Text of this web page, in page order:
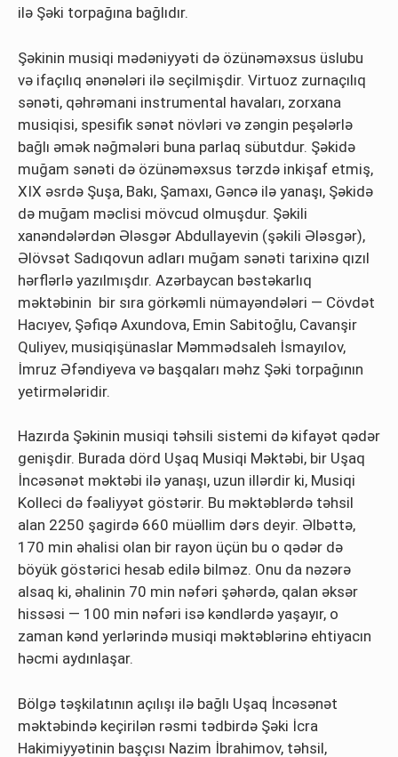
ilə Şəki torpağına bağlıdır.
Şəkinin musiqi mədəniyyəti də özünəməxsus üslubu
və ifaçılıq ənənələri ilə seçilmişdir. Virtuoz zurnaçılıq
sənəti, qəhrəmani instrumental havaları, zorxana
musiqisi, spesifik sənət növləri və zəngin peşələrlə
bağlı əmək nəğmələri buna parlaq sübutdur. Şəkidə
muğam sənəti də özünəməxsus tərzdə inkişaf etmiş,
XIX əsrdə Şuşa, Bakı, Şamaxı, Gəncə ilə yanaşı, Şəkidə
də muğam məclisi mövcud olmuşdur. Şəkili
xanəndələrdən Ələsgər Abdullayevin (şəkili Ələsgər),
Əlövsət Sadıqovun adları muğam sənəti tarixinə qızıl
hərflərlə yazılmışdır. Azərbaycan bəstəkarlıq
məktəbinin bir sıra görkəmli nümayəndələri — Cövdət
Hacıyev, Şəfiqə Axundova, Emin Sabitoğlu, Cavanşir
Quliyev, musiqişünaslar Məmmədsaleh İsmayılov,
İmruz Əfəndiyeva və başqaları məhz Şəki torpağının
yetirmələridir.
Hazırda Şəkinin musiqi təhsili sistemi də kifayət qədər
genişdir. Burada dörd Uşaq Musiqi Məktəbi, bir Uşaq
İncəsənət məktəbi ilə yanaşı, uzun illərdir ki, Musiqi
Kolleci də fəaliyyət göstərir. Bu məktəblərdə təhsil
alan 2250 şagirdə 660 müəllim dərs deyir. Əlbəttə,
170 min əhalisi olan bir rayon üçün bu o qədər də
böyük göstərici hesab edilə bilməz. Onu da nəzərə
alsaq ki, əhalinin 70 min nəfəri şəhərdə, qalan əksər
hissəsi — 100 min nəfəri isə kəndlərdə yaşayır, o
zaman kənd yerlərində musiqi məktəblərinə ehtiyacın
həcmi aydınlaşar.
Bölgə təşkilatının açılışı ilə bağlı Uşaq İncəsənət
məktəbində keçirilən rəsmi tədbirdə Şəki İcra
Hakimiyyətinin başçısı Nazim İbrahimov, təhsil,